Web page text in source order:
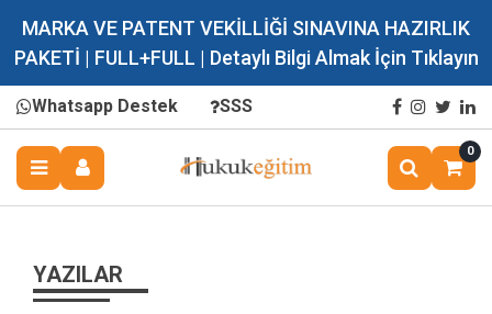
MARKA VE PATENT VEKİLLİĞİ SINAVINA HAZIRLIK
PAKETİ | FULL+FULL | Detaylı Bilgi Almak İçin Tıklayın
Whatsapp Destek SSS
0
YAZILAR